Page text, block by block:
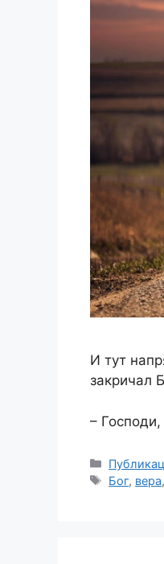
И тут
закричал
–
Рубрики
Метки
Бог, вера,